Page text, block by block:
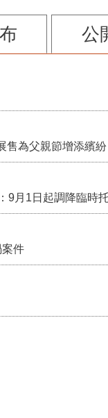
公
為父親節增添繽紛
9月1日起調降臨時
件